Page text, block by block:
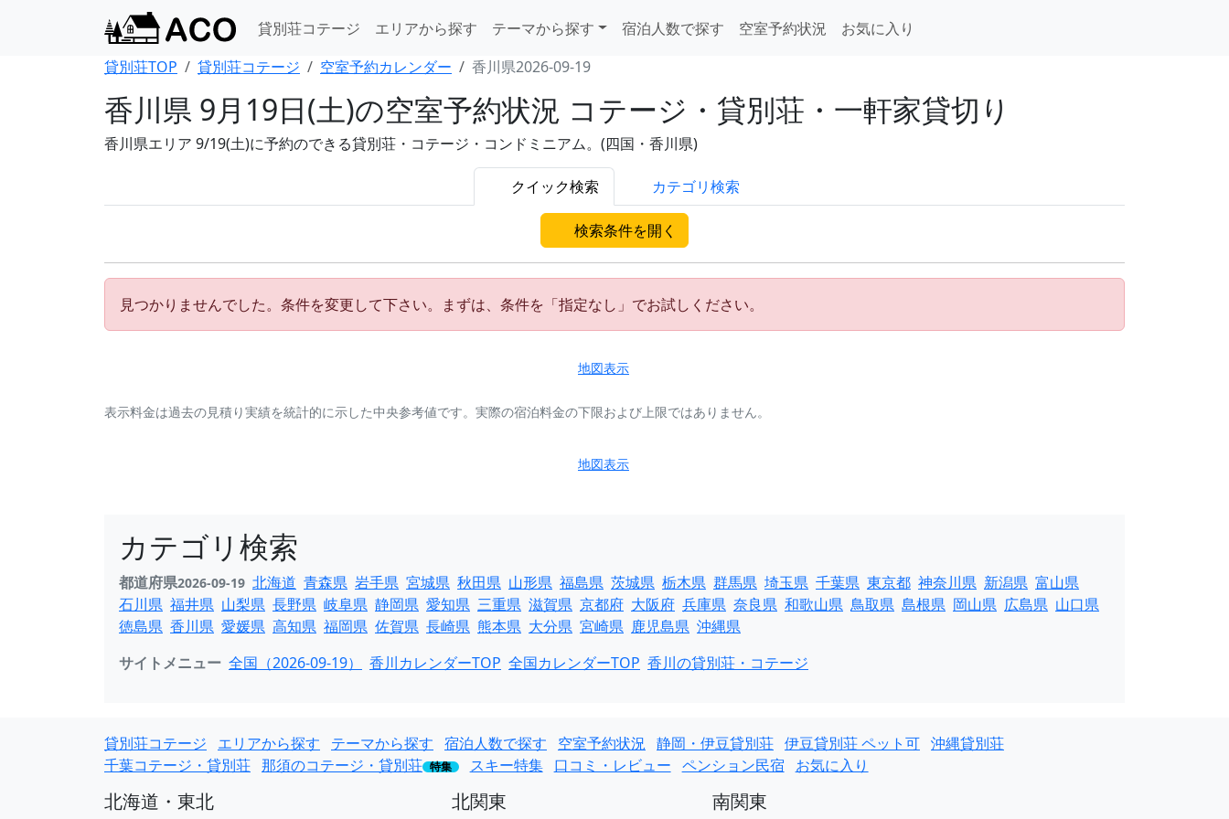
貸別荘コテージ エリアから探す テーマから探す 宿泊人数で探す 空室予約状況
お気に入り
貸別荘TOP
貸別荘コテージ 空室予約カレンダー 香川県2026-09-19
香川県 9月19日(土)の空室予約状況 コテージ・貸別荘・一軒家貸切り
香川県エリア 9/19(土)に予約のできる貸別荘・コテージ・コンドミニアム。(四国・香川県)
クイック検索 カテゴリ検索
検索条件を開く
見つかりませんでした。条件を変更して下さい。まずは、条件を「指定なし」でお試しください。
地図表示
表示料金は過去の見積り実績を統計的に示した中央参考値です。実際の宿泊料金の下限および上限ではありません。
地図表示
カテゴリ検索
都道府県2026-09-19 北海道 青森県 岩手県 宮城県 秋田県 山形県 福島県 茨城県 栃木県 群馬県 埼玉県 千葉県 東京都 神奈川県 新潟県 富山県
石川県 福井県 山梨県 長野県 岐阜県 静岡県 愛知県 三重県 滋賀県 京都府 大阪府 兵庫県 奈良県 和歌山県 鳥取県 島根県 岡山県 広島県 山口県
徳島県 香川県 愛媛県 高知県 福岡県 佐賀県 長崎県 熊本県 大分県 宮崎県 鹿児島県 沖縄県
サイトメニュー 全国（2026-09-19） 香川カレンダーTOP 全国カレンダーTOP 香川の貸別荘・コテージ
貸別荘コテージ エリアから探す テーマから探す 宿泊人数で探す 空室予約状況 静岡・伊豆貸別荘 伊豆貸別荘 ペット可 沖縄貸別荘
千葉コテージ・貸別荘 那須のコテージ・貸別荘 特集 スキー特集 口コミ・レビュー ペンション民宿 お気に入り
北海道・東北 北関東 南関東